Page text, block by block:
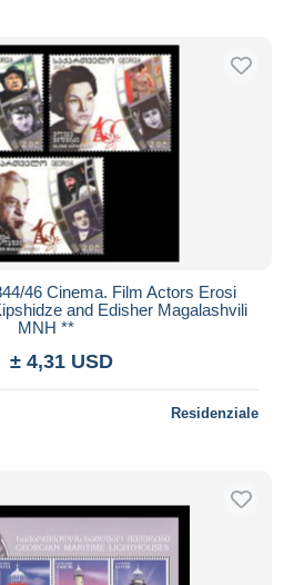
46 Cinema. Film Actors Erosi
and Edisher Magalashvili
MNH **
± 4,31 USD
Residenziale